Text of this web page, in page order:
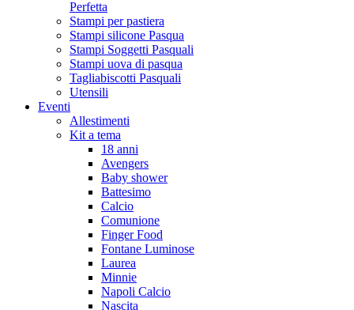
Perfetta
Stampi per pastiera
Stampi silicone Pasqua
Stampi Soggetti Pasquali
Stampi uova di pasqua
Tagliabiscotti Pasquali
Utensili
Eventi
Allestimenti
Kit a tema
18 anni
Avengers
Baby shower
Battesimo
Calcio
Comunione
Finger Food
Fontane Luminose
Laurea
Minnie
Napoli Calcio
Nascita